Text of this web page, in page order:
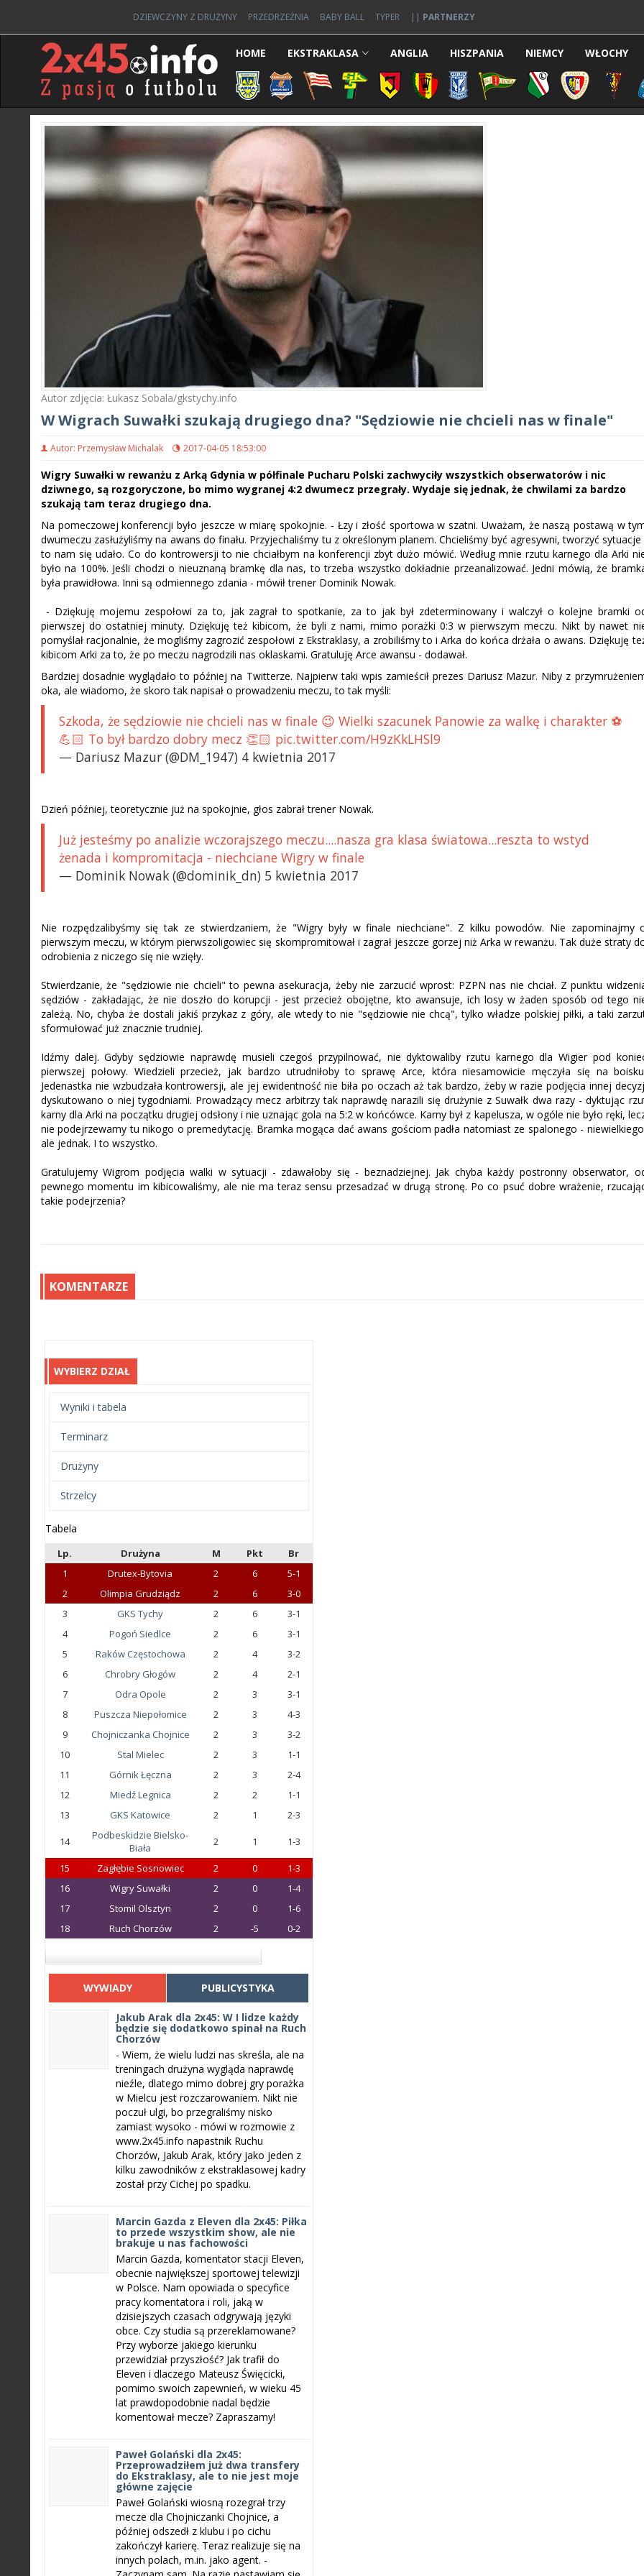
DZIEWCZYNY Z DRUŻYNY PRZEDRZEŹNIA BABY BALL TYPER || PARTNERZY
HOME EKSTRAKLASA ANGLIA HISZPANIA NIEMCY WŁOCHY
Autor zdjęcia: Łukasz Sobala/gkstychy.info
W Wigrach Suwałki szukają drugiego dna? "Sędziowie nie chcieli nas w finale"
Autor: Przemysław Michalak 2017-04-05 18:53:00
Wigry Suwałki w rewanżu z Arką Gdynia w półfinale Pucharu Polski zachwyciły wszystkich obserwatorów i nic
dziwnego, są rozgoryczone, bo mimo wygranej 4:2 dwumecz przegrały. Wydaje się jednak, że chwilami za bardzo
szukają tam teraz drugiego dna.
Na pomeczowej konferencji było jeszcze w miarę spokojnie. - Łzy i złość sportowa w szatni. Uważam, że naszą postawą w
dwumeczu zasłużyliśmy na awans do finału. Przyjechaliśmy tu z określonym planem. Chcieliśmy być agresywni, tworzyć sytuacje
to nam się udało. Co do kontrowersji to nie chciałbym na konferencji zbyt dużo mówić. Według mnie rzutu karnego dla Arki
było na 100%. Jeśli chodzi o nieuznaną bramkę dla nas, to trzeba wszystko dokładnie przeanalizować. Jedni mówią, że
była prawidłowa. Inni są odmiennego zdania - mówił trener Dominik Nowak.
- Dziękuję mojemu zespołowi za to, jak zagrał to spotkanie, za to jak był zdeterminowany i walczył o kolejne bramki
pierwszej do ostatniej minuty. Dziękuję też kibicom, że byli z nami, mimo porażki 0:3 w pierwszym meczu. Nikt by nawet
pomyślał racjonalnie, że mogliśmy zagrozić zespołowi z Ekstraklasy, a zrobiliśmy to i Arka do końca drżała o awans. Dziękuję
kibicom Arki za to, że po meczu nagrodzili nas oklaskami. Gratuluję Arce awansu - dodawał.
Bardziej dosadnie wyglądało to później na Twitterze. Najpierw taki wpis zamieścił prezes Dariusz Mazur. Niby z
oka, ale wiadomo, że skoro tak napisał o prowadzeniu meczu, to tak myśli:
Szkoda, że sędziowie nie chcieli nas w finale 😉 Wielki szacunek Panowie za walkę i charakter ⚽️
💪🏻 To był bardzo dobry mecz 👏🏻 pic.twitter.com/H9zKkLHSl9
— Dariusz Mazur (@DM_1947) 4 kwietnia 2017
Dzień później, teoretycznie już na spokojnie, głos zabrał trener Nowak.
Już jesteśmy po analizie wczorajszego meczu....nasza gra klasa światowa...reszta to wstyd
żenada i kompromitacja - niechciane Wigry w finale
— Dominik Nowak (@dominik_dn) 5 kwietnia 2017
Nie rozpędzalibyśmy się tak ze stwierdzaniem, że "Wigry były w finale niechciane". Z kilku powodów. Nie zapominajmy
pierwszym meczu, w którym pierwszoligowiec się skompromitował i zagrał jeszcze gorzej niż Arka w rewanżu. Tak duże straty
odrobienia z niczego się nie wzięły.
Stwierdzanie, że "sędziowie nie chcieli" to pewna asekuracja, żeby nie zarzucić wprost: PZPN nas nie chciał. Z punktu
sędziów - zakładając, że nie doszło do korupcji - jest przecież obojętne, kto awansuje, ich losy w żaden sposób od tego
zależą. No, chyba że dostali jakiś przykaz z góry, ale wtedy to nie "sędziowie nie chcą", tylko władze polskiej piłki, a taki
sformułować już znacznie trudniej.
Idźmy dalej. Gdyby sędziowie naprawdę musieli czegoś przypilnować, nie dyktowaliby rzutu karnego dla Wigier pod
pierwszej połowy. Wiedzieli przecież, jak bardzo utrudniłoby to sprawę Arce, która niesamowicie męczyła się na
Jedenastka nie wzbudzała kontrowersji, ale jej ewidentność nie biła po oczach aż tak bardzo, żeby w razie podjęcia innej
dyskutowano o niej tygodniami. Prowadzący mecz arbitrzy tak naprawdę narazili się drużynie z Suwałk dwa razy - dyktując
karny dla Arki na początku drugiej odsłony i nie uznając gola na 5:2 w końcówce. Karny był z kapelusza, w ogóle nie było ręki,
nie podejrzewamy tu nikogo o premedytację. Bramka mogąca dać awans gościom padła natomiast ze spalonego -
ale jednak. I to wszystko.
Gratulujemy Wigrom podjęcia walki w sytuacji - zdawałoby się - beznadziejnej. Jak chyba każdy postronny obserwator,
pewnego momentu im kibicowaliśmy, ale nie ma teraz sensu przesadzać w drugą stronę. Po co psuć dobre wrażenie,
takie podejrzenia?
KOMENTARZE
WYBIERZ DZIAŁ
Wyniki i tabela
Terminarz
Drużyny
Strzelcy
Tabela
Lp. Drużyna M Pkt
Br
1
Drutex-Bytovia 2 6
5-1
2
Olimpia Grudziądz 2 6
3-0
3
GKS Tychy 2 6
3-1
4
Pogoń Siedlce 2 6
3-1
5
Raków Częstochowa 2 4
3-2
6
Chrobry Głogów 2 4
2-1
7
Odra Opole 2 3
3-1
8
Puszcza Niepołomice 2 3
4-3
9
Chojniczanka Chojnice 2 3
3-2
10
Stal Mielec 2 3
1-1
11
Górnik Łęczna 2 3
2-4
12
Miedź Legnica 2 2
1-1
13
GKS Katowice 2 1 2-3
14
Podbeskidzie Bielsko-
Biała
2 1 1-3
15 Zagłębie Sosnowiec 2 0
1-3
16
Wigry Suwałki 2 0
1-4
17
Stomil Olsztyn 2 0
1-6
18
Ruch Chorzów 2 -5 0-2
WYWIADY PUBLICYSTYKA
Jakub Arak dla 2x45: W I lidze każdy
będzie się dodatkowo spinał na Ruch
Chorzów
- Wiem, że wielu ludzi nas skreśla, ale na
treningach drużyna wygląda naprawdę
nieźle, dlatego mimo dobrej gry porażka
w Mielcu jest rozczarowaniem. Nikt nie
poczuł ulgi, bo przegraliśmy nisko
zamiast wysoko - mówi w rozmowie z
www.2x45.info napastnik Ruchu
Chorzów, Jakub Arak, który jako jeden z
kilku zawodników z ekstraklasowej kadry
został przy Cichej po spadku.
Marcin Gazda z Eleven dla 2x45: Piłka
to przede wszystkim show, ale nie
brakuje u nas fachowości
Marcin Gazda, komentator stacji Eleven,
obecnie największej sportowej telewizji
w Polsce. Nam opowiada o specyfice
pracy komentatora i roli, jaką w
dzisiejszych czasach odgrywają języki
obce. Czy studia są przereklamowane?
Przy wyborze jakiego kierunku
przewidział przyszłość? Jak trafił do
Eleven i dlaczego Mateusz Święcicki,
pomimo swoich zapewnień, w wieku 45
lat prawdopodobnie nadal będzie
komentował mecze? Zapraszamy!
Paweł Golański dla 2x45:
Przeprowadziłem już dwa transfery
do Ekstraklasy, ale to nie jest moje
główne zajęcie
Paweł Golański wiosną rozegrał trzy
mecze dla Chojniczanki Chojnice, a
później odszedł z klubu i po cichu
zakończył karierę. Teraz realizuje się na
innych polach, m.in. jako agent. -